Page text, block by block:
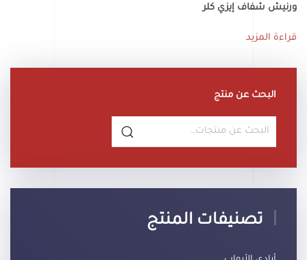
ورنيش شفاف إيزي كلر
قراءة المزيد
البحث عن منتج
البحث
تصنيفات المنتج